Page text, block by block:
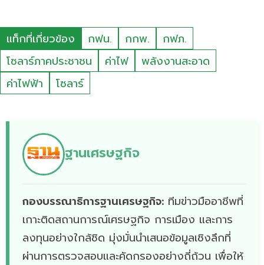
แท็กที่เกี่ยวข้อง กฟน. กกพ.
กฟภ.
โซลาร์ภาคประชาชน
ค่าไฟ
พลังงานสะอาด
ค่าไฟฟ้า
โซลาร์
ฐานเศรษฐกิจ
กองบรรณาธิการฐานเศรษฐกิจ: ทีมข่าวมืออาชีพที่
เกาะติดสถานการณ์เศรษฐกิจ การเมือง และการ
ลงทุนอย่างใกล้ชิด มุ่งมั่นนำเสนอข้อมูลเชิงลึกที่
ผ่านการตรวจสอบและคัดกรองอย่างถี่ถ้วน เพื่อให้